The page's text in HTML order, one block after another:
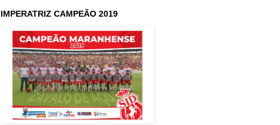
IMPERATRIZ CAMPEÃO 2019